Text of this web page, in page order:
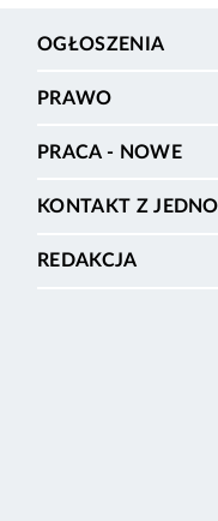
OGŁOSZENIA
PRAWO
PRACA - NOWE
KONTAKT Z
REDAKCJA